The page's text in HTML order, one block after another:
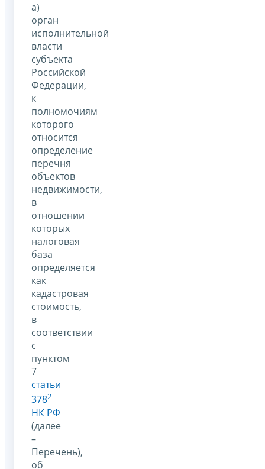
а)
орган
исполнительной
власти
субъекта
Российской
Федерации,
к
полномочиям
которого
относится
определение
перечня
объектов
недвижимости,
в
отношении
которых
налоговая
база
определяется
как
кадастровая
стоимость,
в
соответствии
с
пунктом
7
статьи
3782
НК РФ
(далее
–
Перечень),
об